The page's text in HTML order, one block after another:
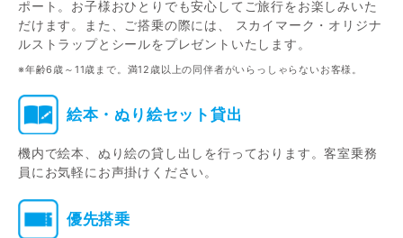
ポート。お子様おひとりでも安心してご旅行をお楽しみいた
だけます。また、ご搭乗の際には、 スカイマーク・オリジナ
ルストラップとシールをプレゼントいたします。
※年齢6歳～11歳まで。満12歳以上の同伴者がいらっしゃらないお客様。
絵本・ぬり絵セット貸出
機内で絵本、ぬり絵の貸し出しを行っております。客室乗務
員にお気軽にお声掛けください。
優先搭乗